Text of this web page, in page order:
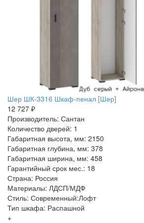
Шер ШК-3316 Шкаф-пенал [Шер]
12 727 ₽
Производитель: Сантан
Количество дверей: 1
Габаритная высота, мм: 2150
Габаритная глубина, мм: 378
Габаритная ширина, мм: 458
Гарантийный срок мес.: 18
Страна: Россия
Материалы: ЛДСП/МДФ
Стиль: Современный:Лофт
Тип шкафа: Распашной
+